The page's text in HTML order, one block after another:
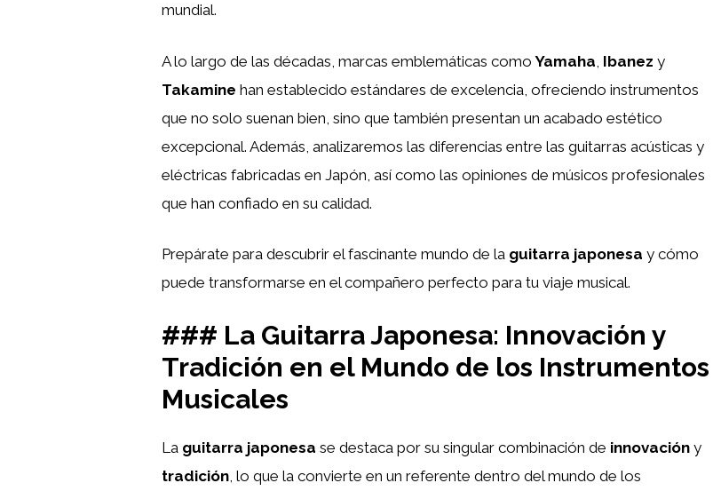
mundial.
A lo largo de las décadas, marcas emblemáticas comoYamaha Ibanez y
Takamine han establecido estándares de excelencia, ofreciendo instrumentos
que no solo suenan bien, sino que también presentan un acabado estético
excepcional. Además, analizaremos las diferencias entre las guitarras acústicas y
eléctricas fabricadas en Japón, así como las opiniones de músicos profesionales
que han confiado en su calidad.
Prepárate para descubrir el fascinante mundo de la guitarra japonesa y cómo
puede transformarse en el compañero perfecto para tu viaje musical.
### La Guitarra Japonesa: Innovación y
Tradición en el Mundo de los Instrumentos
Musicales
La guitarra japonesa se destaca por su singular combinación de innovación y
tradición , lo que la convierte en un referente dentro del mundo de los